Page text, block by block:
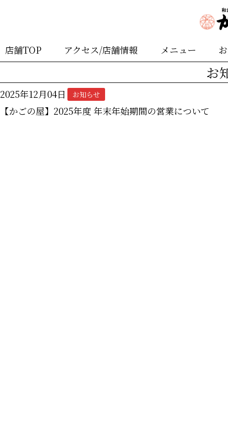
店舗TOP アクセス/店舗情報 メニュー
お
2025年12月04日 お知らせ
【かごの屋】2025年度 年末年始期間の営業について